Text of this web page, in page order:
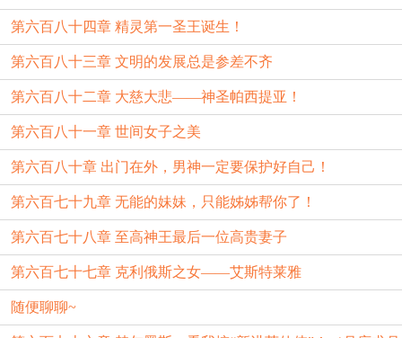
第六百八十四章 精灵第一圣王诞生！
第六百八十三章 文明的发展总是参差不齐
第六百八十二章 大慈大悲——神圣帕西提亚！
第六百八十一章 世间女子之美
第六百八十章 出门在外，男神一定要保护好自己！
第六百七十九章 无能的妹妹，只能姊姊帮你了！
第六百七十八章 至高神王最后一位高贵妻子
第六百七十七章 克利俄斯之女——艾斯特莱雅
随便聊聊~